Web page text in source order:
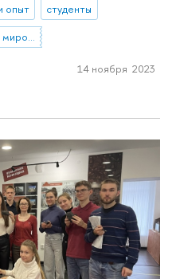
опыт
студенты
Факультет мировой экономики и мировой политики
14 ноября 2023